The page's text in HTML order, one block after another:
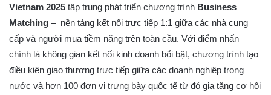
Vietnam 2025 tập trung phát triển chương trình Business
Matching – nền tảng kết nối trực tiếp 1:1 giữa các nhà cung
cấp và người mua tiềm năng trên toàn cầu. Với điểm nhấn
chính là không gian kết nối kinh doanh bổi bật, chương trình tạo
điều kiện giao thương trực tiếp giữa các doanh nghiệp trong
nước và hơn 100 đơn vị trưng bày quốc tế từ đó gia tăng cơ hội